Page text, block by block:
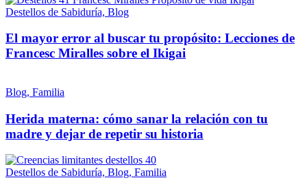
Destellos de Sabiduría, Blog
El mayor error al buscar tu propósito: Lecciones de
Francesc Miralles sobre el Ikigai
Blog, Familia
Herida materna: cómo sanar la relación con tu
madre y dejar de repetir su historia
Destellos de Sabiduría, Blog, Familia